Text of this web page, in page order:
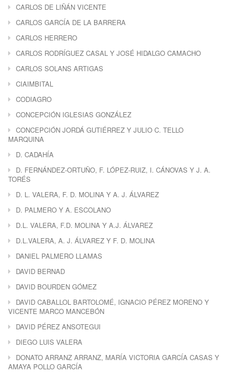
CARLOS DE LIÑÁN VICENTE
CARLOS GARCÍA DE LA BARRERA
CARLOS HERRERO
CARLOS RODRÍGUEZ CASAL Y JOSÉ HIDALGO CAMACHO
CARLOS SOLANS ARTIGAS
CIAIMBITAL
CODIAGRO
CONCEPCIÓN IGLESIAS GONZÁLEZ
CONCEPCIÓN JORDÁ GUTIÉRREZ Y JULIO C. TELLO
MARQUINA
D. CADAHÍA
D. FERNÁNDEZ-ORTUÑO, F. LÓPEZ-RUIZ, I. CÁNOVAS Y J. A.
TORÉS
D. L. VALERA, F. D. MOLINA Y A. J. ÁLVAREZ
D. PALMERO Y A. ESCOLANO
D.L. VALERA, F.D. MOLINA Y A.J. ÁLVAREZ
D.L.VALERA, A. J. ÁLVAREZ Y F. D. MOLINA
DANIEL PALMERO LLAMAS
DAVID BERNAD
DAVID BOURDEN GÓMEZ
DAVID CABALLOL BARTOLOMÉ, IGNACIO PÉREZ MORENO Y
VICENTE MARCO MANCEBÓN
DAVID PÉREZ ANSOTEGUI
DIEGO LUIS VALERA
DONATO ARRANZ ARRANZ, MARÍA VICTORIA GARCÍA CASAS Y
AMAYA POLLO GARCÍA